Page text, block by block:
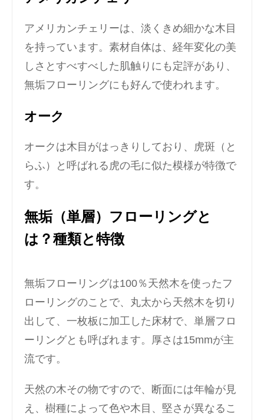
アメリカンチェリーは、淡くきめ細かな木目
を持っています。素材自体は、経年変化の美
しさとすべすべした肌触りにも定評があり、
無垢フローリングにも好んで使われます。
オーク
オークは木目がはっきりしており、虎斑（と
らふ）と呼ばれる虎の毛に似た模様が特徴で
す。
無垢（単層）フローリングと
は？種類と特徴
無垢フローリングは100％天然木を使ったフ
ローリングのことで、丸太から天然木を切り
出して、一枚板に加工した床材で、単層フロ
ーリングとも呼ばれます。厚さは15mmが主
流です。
天然の木その物ですので、断面には年輪が見
え、樹種によって色や木目、堅さが異なるこ